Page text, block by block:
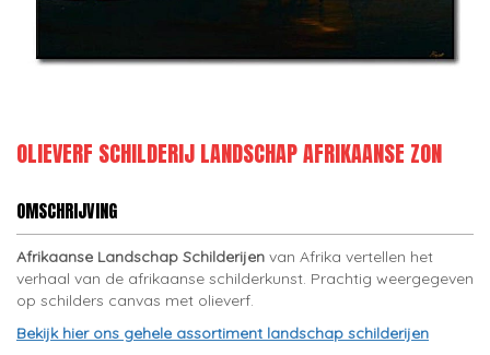
OLIEVERF SCHILDERIJ LANDSCHAP AFRIKAANSE ZON
OMSCHRIJVING
Afrikaanse Landschap Schilderijen van Afrika vertellen het
verhaal van de afrikaanse schilderkunst. Prachtig weergegeven
op schilders canvas met olieverf.
Bekijk hier ons gehele assortiment landschap schilderijen